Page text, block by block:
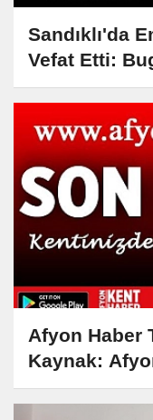
Sandıklı'da
Vefat Etti:
Afyon Haber
Kaynak: